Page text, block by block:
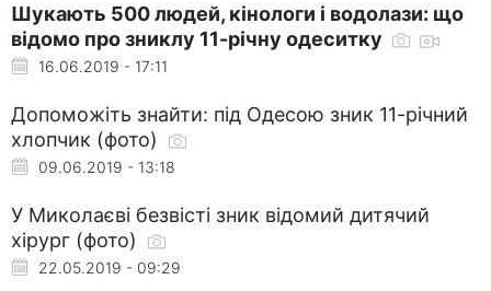
Шукають 500 людей, кінологи і водолази: що
відомо про зниклу 11-річну одеситку
16.06.2019 - 17:11
Допоможіть знайти: під Одесою зник 11-річний
хлопчик (фото)
09.06.2019 - 13:18
У Миколаєві безвісті зник відомий дитячий
хірург (фото)
22.05.2019 - 09:29